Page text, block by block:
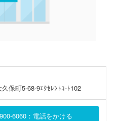
保町5-68-9ｴｸｾﾚﾝﾄｺ-ﾄ102
6060：電話をかける